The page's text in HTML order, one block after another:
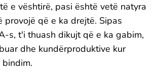
e vështirë, pasi është vetë natyra
provojë që e ka drejtë. Sipas
s, t'i thuash dikujt që e ka gabim,
dhe kundërproduktive kur